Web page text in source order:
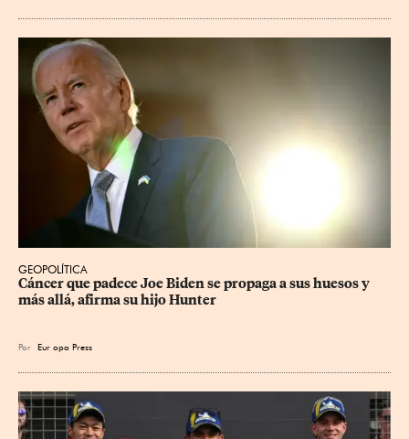
GEOPOLÍTICA
Cáncer que padece Joe Biden se propaga a sus huesos y
más allá, afirma su hijo Hunter
Por Eur opa Press